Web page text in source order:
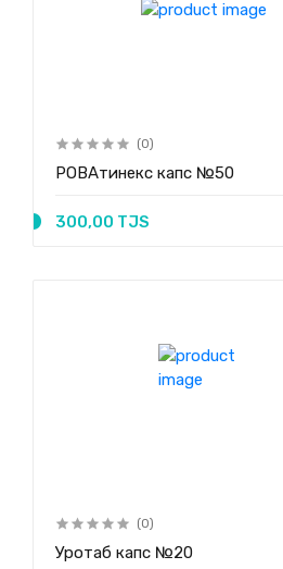
(0)
РОВАтинекс капс №50
300,00 TJS
(0)
Уротаб капс №20